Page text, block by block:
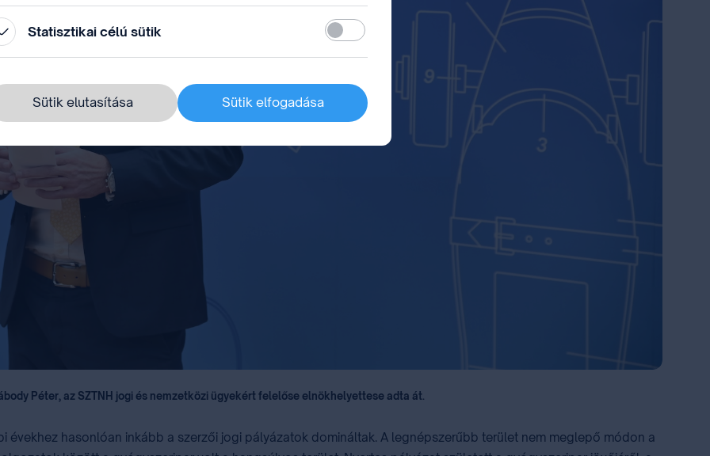
Péter, az SZTNH jogi és nemzetközi ügyekért felelőse elnökhelyettese adta át.
évekhez hasonlóan inkább a szerzői jogi pályázatok domináltak. A legnépszerűbb terület nem meglepő módon a
Statisztikai célú sütik Statisztikai
Sütik elutasítása Sütik elfogadása